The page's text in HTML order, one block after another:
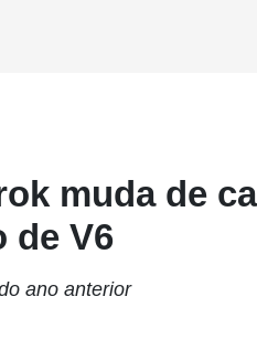
muda de
de V6
ano anterior